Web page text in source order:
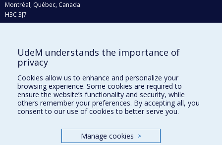
Montréal, Québec, Canada
H3C 3J7
Who does what?
Find us
Site map
Accessibility
UdeM understands the importance of
privacy
Cookies allow us to enhance and personalize your
browsing experience. Some cookies are required to
ensure the website’s functionality and security, while
others remember your preferences. By accepting all, you
consent to our use of cookies to better serve you.
Manage cookies >